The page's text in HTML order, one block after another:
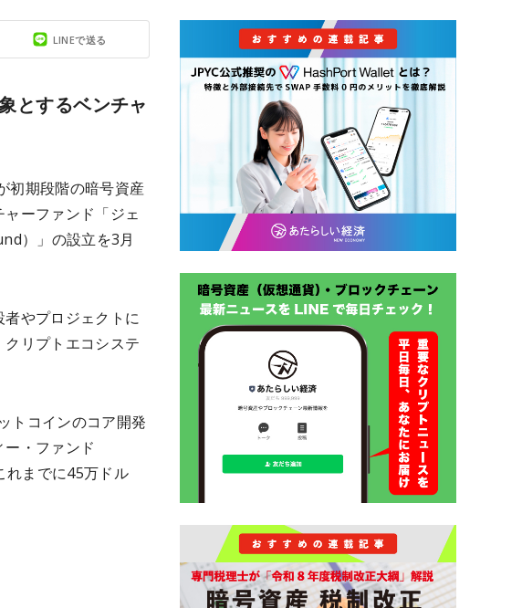
LINEで送る
とするベンチャ
初期段階の暗号資産
ーファンド「ジェ
）」の設立を3月
やプロジェクトに
リプトエコシステ
トコインのコア開発
・ファンド
までに45万ドル